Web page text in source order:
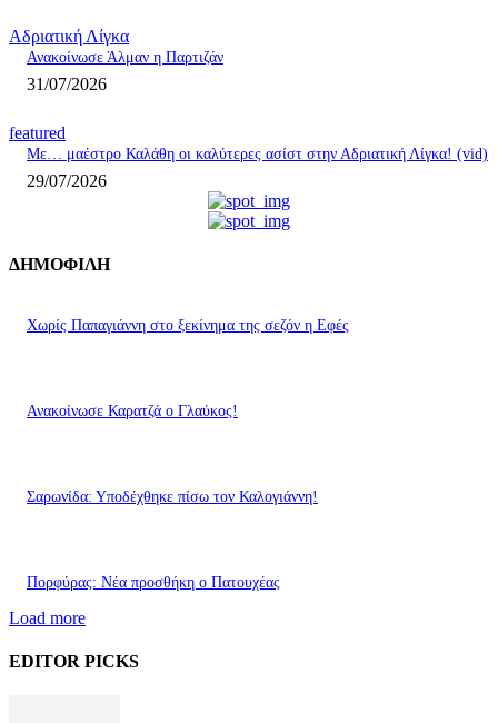
Αδριατική Λίγκα
Ανακοίνωσε Άλμαν η Παρτιζάν
31/07/2026
featured
Με… μαέστρο Καλάθη οι καλύτερες ασίστ στην Αδριατική Λίγκα! (vid)
29/07/2026
ΔΗΜΟΦΙΛΗ
Χωρίς Παπαγιάννη στο ξεκίνημα της σεζόν η Εφές
Ανακοίνωσε Καρατζά ο Γλαύκος!
Σαρωνίδα: Υποδέχθηκε πίσω τον Καλογιάννη!
Πορφύρας: Νέα προσθήκη ο Πατουχέας
Load more
EDITOR PICKS